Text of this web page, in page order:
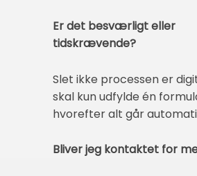
Er det besværligt eller
tidskrævende?
Slet ikke processen er
skal kun udfylde én
hvorefter alt går
Bliver jeg kontaktet for